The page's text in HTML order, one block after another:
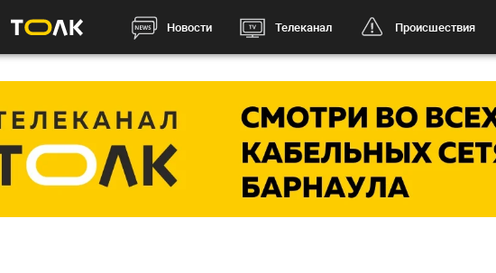
Новости Телеканал Происшествия